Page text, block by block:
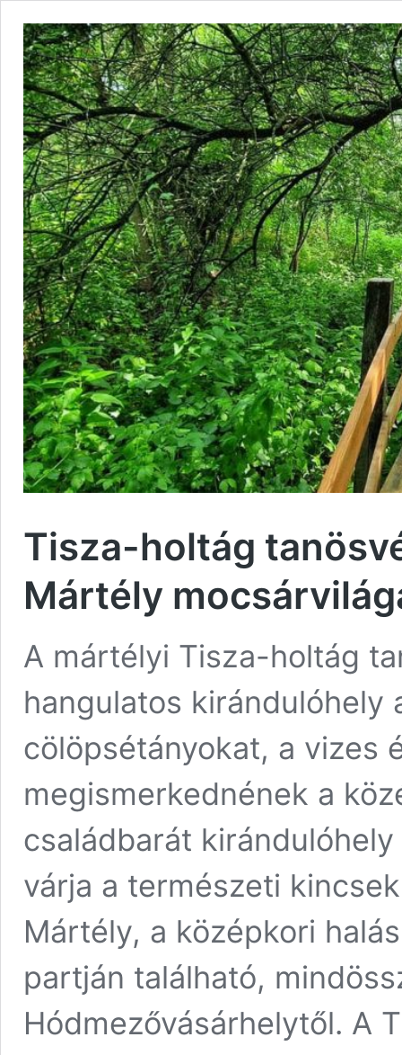
Tisza-holtág
Mártély
A mártélyi Tisza-holtág
hangulatos kirándulóhely
cölöpsétányokat, a vizes
megismerkednének a
családbarát
várja a természeti
Mártély, a középkori
partján található,
Hódmezővásárhelytől. A